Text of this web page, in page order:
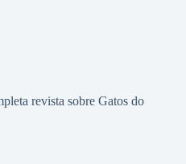
revista sobre Gatos do